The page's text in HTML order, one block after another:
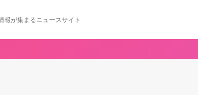
報が集まるニュースサイト